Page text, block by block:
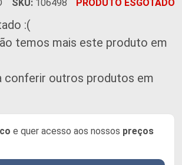
SKU: 106498 PRODUTO ESGOTADO
:(
temos mais este produto em
conferir outros produtos em
e quer acesso aos nossos preços